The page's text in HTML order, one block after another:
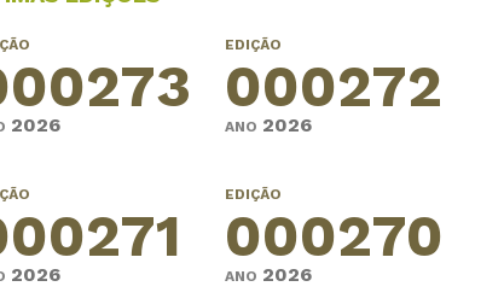
2026
EDIÇÃO
000272
ANO 2026
2026
EDIÇÃO
000270
ANO 2026